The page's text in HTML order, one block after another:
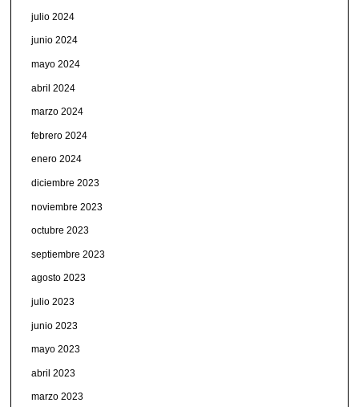
julio 2024
junio 2024
mayo 2024
abril 2024
marzo 2024
febrero 2024
enero 2024
diciembre 2023
noviembre 2023
octubre 2023
septiembre 2023
agosto 2023
julio 2023
junio 2023
mayo 2023
abril 2023
marzo 2023